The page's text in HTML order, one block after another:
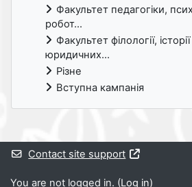
Факультет педагогіки,
робот...
Факультет філології,
юридичних...
Різне
Вступна кампанія
Supplementary blocks
Contact site support
You are not logged in. (Log in)